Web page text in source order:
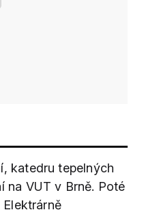
katedru tepelných
na VUT v Brně. Poté